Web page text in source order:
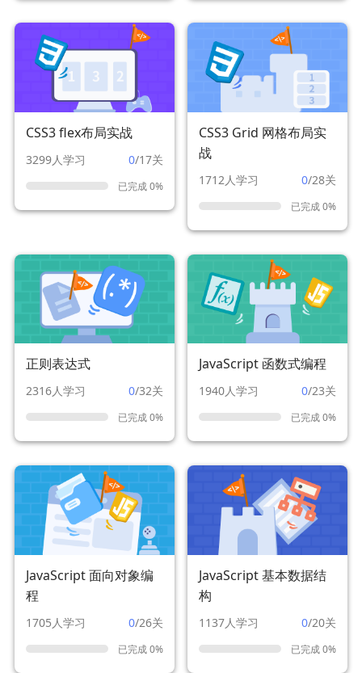
CSS3 flex布局实战
3299人学习 0/17关
已完成 0%
CSS3 Grid 网格布局实
战
1712人学习 0/28关
已完成 0%
正则表达式
2316人学习 0/32关
已完成 0%
JavaScript 函数式编程
1940人学习 0/23关
已完成 0%
JavaScript 面向对象编
程
1705人学习 0/26关
已完成 0%
JavaScript 基本数据结
构
1137人学习 0/20关
已完成 0%